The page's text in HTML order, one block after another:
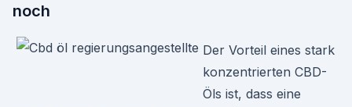
noch
Der Vorteil eines stark
konzentrierten CBD-
Öls ist, dass eine